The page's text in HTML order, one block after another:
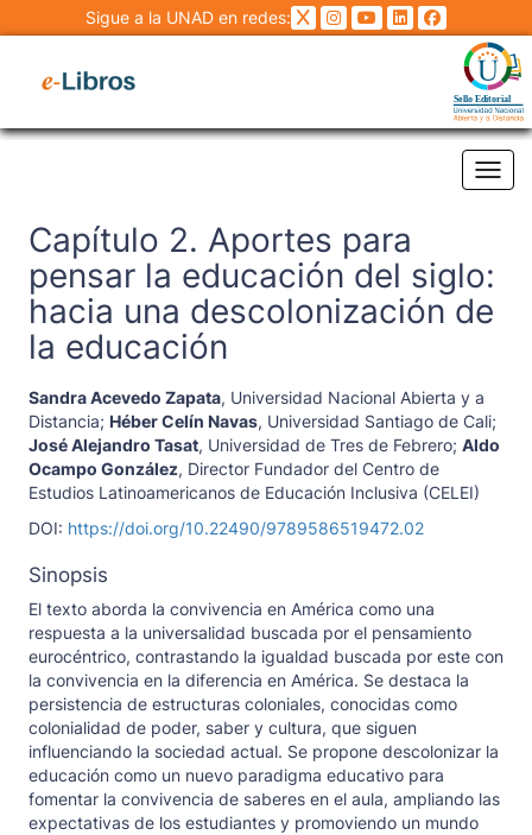
Sigue a la UNAD en redes:
Capítulo 2. Aportes para
pensar la educación del siglo:
hacia una descolonización de
la educación
Sandra Acevedo Zapata, Universidad Nacional Abierta y a
Distancia; Héber Celín Navas, Universidad Santiago de Cali;
José Alejandro Tasat, Universidad de Tres de Febrero; Aldo
Ocampo González, Director Fundador del Centro de
Estudios Latinoamericanos de Educación Inclusiva (CELEI)
DOI: https://doi.org/10.22490/9789586519472.02
Sinopsis
El texto aborda la convivencia en América como una
respuesta a la universalidad buscada por el pensamiento
eurocéntrico, contrastando la igualdad buscada por este con
la convivencia en la diferencia en América. Se destaca la
persistencia de estructuras coloniales, conocidas como
colonialidad de poder, saber y cultura, que siguen
influenciando la sociedad actual. Se propone descolonizar la
educación como un nuevo paradigma educativo para
fomentar la convivencia de saberes en el aula, ampliando las
expectativas de los estudiantes y promoviendo un mundo